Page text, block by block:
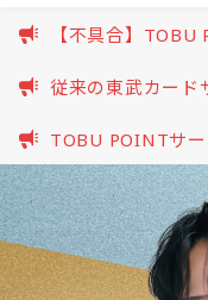
カ
ー
ド
開
【不具合】
従来の東武カード
TOBU POINTサ
としたパスワー
新）